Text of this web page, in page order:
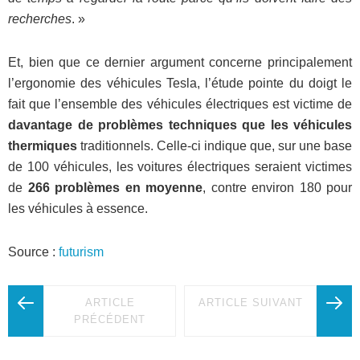
recherches. »
Et, bien que ce dernier argument concerne principalement
l’ergonomie des véhicules Tesla, l’étude pointe du doigt le
fait que l’ensemble des véhicules électriques est victime de
davantage de problèmes techniques que les véhicules
thermiques traditionnels. Celle-ci indique que, sur une base
de 100 véhicules, les voitures électriques seraient victimes
de 266 problèmes en moyenne, contre environ 180 pour
les véhicules à essence.
Source : futurism
ARTICLE
PRÉCÉDENT
ARTICLE SUIVANT